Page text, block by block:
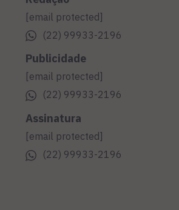
[email protected]
(22) 99933-2196
Publicidade
[email protected]
(22) 99933-2196
Assinatura
[email protected]
(22) 99933-2196